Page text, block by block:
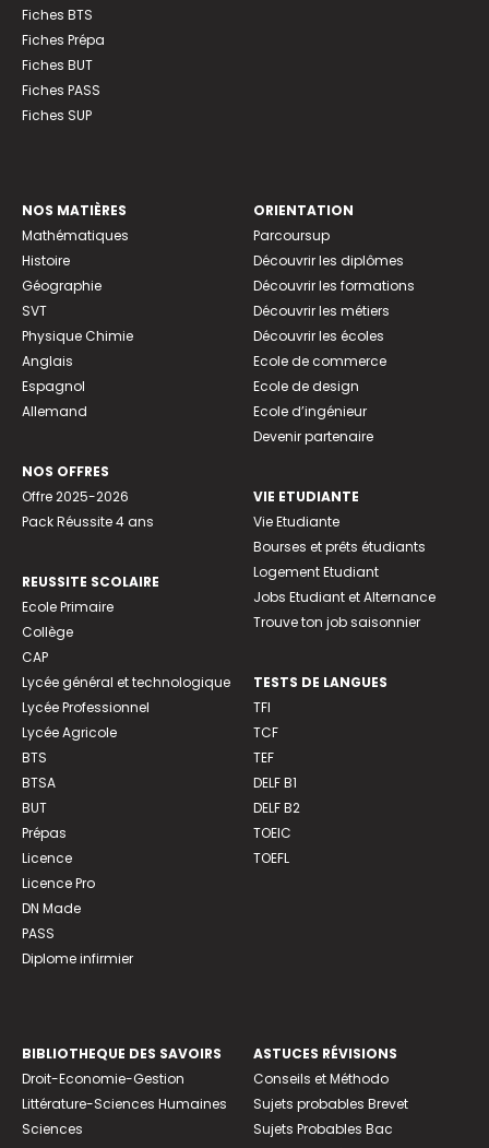
Fiches BTS
Fiches Prépa
Fiches BUT
Fiches PASS
Fiches SUP
NOS MATIÈRES
Mathématiques
Histoire
Géographie
SVT
Physique Chimie
Anglais
Espagnol
Allemand
NOS OFFRES
Offre 2025-2026
Pack Réussite 4 ans
REUSSITE SCOLAIRE
Ecole Primaire
Collège
CAP
Lycée général et technologique
Lycée Professionnel
Lycée Agricole
BTS
BTSA
BUT
Prépas
Licence
Licence Pro
DN Made
PASS
Diplome infirmier
ORIENTATION
Parcoursup
Découvrir les diplômes
Découvrir les formations
Découvrir les métiers
Découvrir les écoles
Ecole de commerce
Ecole de design
Ecole d’ingénieur
Devenir partenaire
VIE ETUDIANTE
Vie Etudiante
Bourses et prêts étudiants
Logement Etudiant
Jobs Etudiant et Alternance
Trouve ton job saisonnier
TESTS DE LANGUES
TFI
TCF
TEF
DELF B1
DELF B2
TOEIC
TOEFL
BIBLIOTHEQUE DES SAVOIRS
Droit-Economie-Gestion
Littérature-Sciences Humaines
Sciences
ASTUCES RÉVISIONS
Conseils et Méthodo
Sujets probables Brevet
Sujets Probables Bac